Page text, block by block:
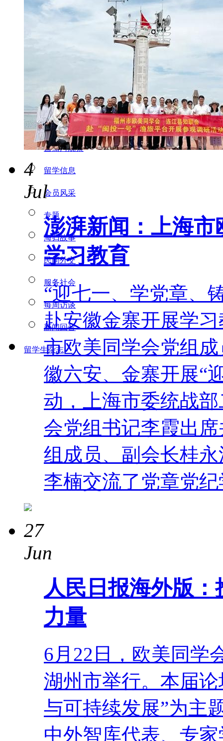
本网首发
学习园地
政策解读
菖蒲河观察
留学信息
会员风采
专题
海归故事
民间外交
服务社会
每周访谈
新闻回音
留学生杂志
4
Jul
澎湃新闻：上海
学习教育
“迎七一、学党章
赴安徽金寨开展学
市欧美同学会党组
徽六安、金寨开展“
动，上海市委统战
会党组书记李霞出
组成员、副会长桂
李楠交流了党章党
27
Jun
人民日报海外版
力量
6月22日，欧美同学
湖州市举行。本届
与可持续发展”为主
中外智库代表、专